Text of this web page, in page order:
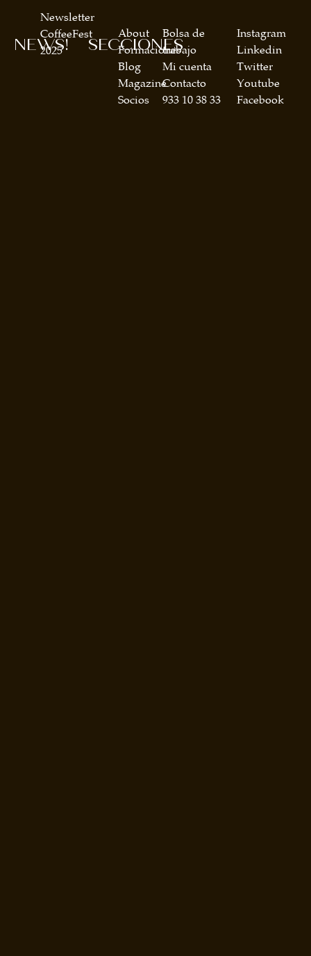
SECCIONES
About
Formaciones
Blog
Magazine
Socios
Bolsa de
trabajo
Mi cuenta
Contacto
933 10 38 33
NEWS!
Newsletter
CoffeeFest
2025
Instagram
Linkedin
Twitter
Youtube
Facebook